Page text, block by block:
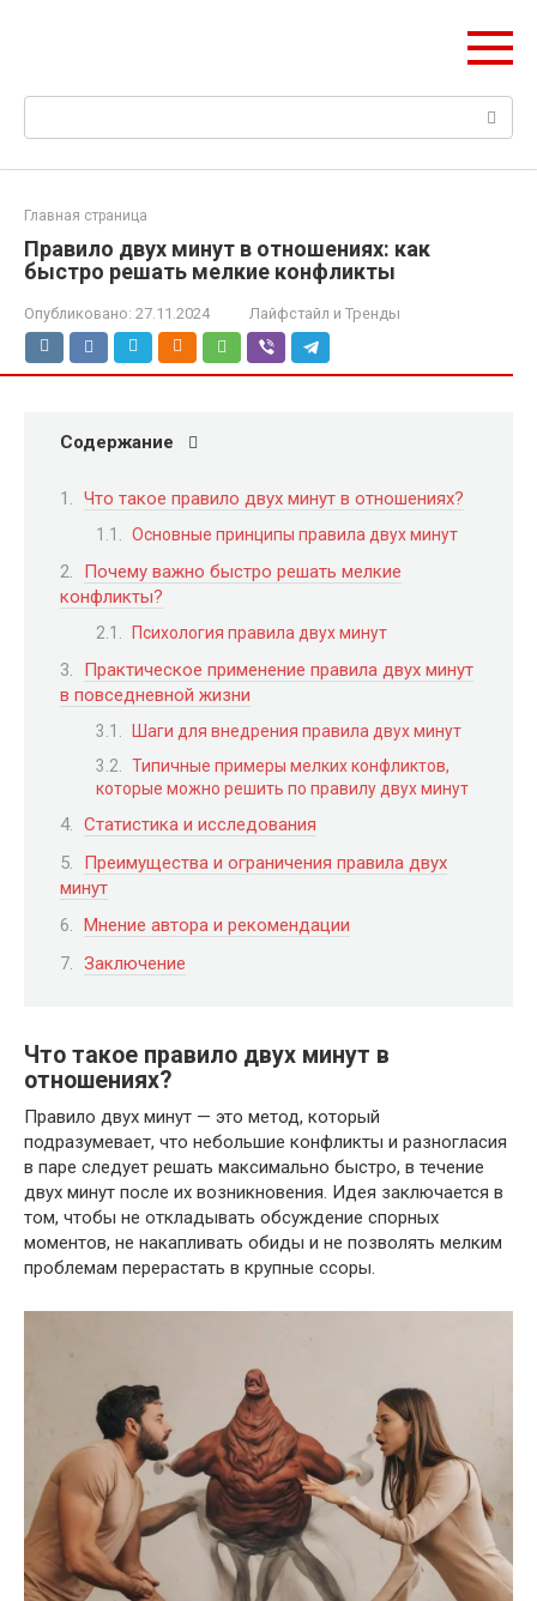
Поиск:
Главная страница
Правило двух минут в отношениях: как
быстро решать мелкие конфликты
Опубликовано: 27.11.2024 Лайфстайл и Тренды
Содержание
Что такое правило двух минут в отношениях?
Основные принципы правила двух минут
Почему важно быстро решать мелкие
конфликты?
Психология правила двух минут
Практическое применение правила двух минут
в повседневной жизни
Шаги для внедрения правила двух минут
Типичные примеры мелких конфликтов,
которые можно решить по правилу двух минут
Статистика и исследования
Преимущества и ограничения правила двух
минут
Мнение автора и рекомендации
Заключение
Что такое правило двух минут в
отношениях?
Правило двух минут — это метод, который
подразумевает, что небольшие конфликты и разногласия
в паре следует решать максимально быстро, в течение
двух минут после их возникновения. Идея заключается в
том, чтобы не откладывать обсуждение спорных
моментов, не накапливать обиды и не позволять мелким
проблемам перерастать в крупные ссоры.